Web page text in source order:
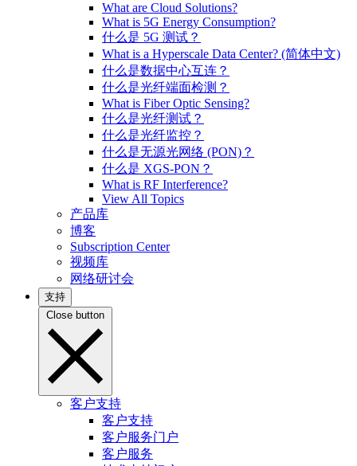
What are Cloud Solutions?
What is 5G Energy Consumption?
什么是 5G 测试？
What is a Hyperscale Data Center? (简体中文)
什么是数据中心互连？
什么是光纤端面检测？
What is Fiber Optic Sensing?
什么是光纤测试？
什么是光纤监控？
什么是无源光网络 (PON)？
什么是 XGS-PON？
What is RF Interference?
View All Topics
产品库
博客
Subscription Center
视频库
网络研讨会
支持
Close button
客户支持
客户支持
客户服务门户
客户服务